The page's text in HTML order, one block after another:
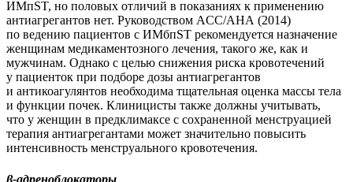
ИМпST, но половых отличий в показаниях к применению
антиагрегантов нет. Руководством ACC/АНА (2014)
по ведению пациентов с ИМбпST рекомендуется назначение
женщинам медикаментозного лечения, такого же, как и
мужчинам. Однако с целью снижения риска кровотечений
у пациенток при подборе дозы антиагрегантов
и антикоагулянтов необходима тщательная оценка массы тела
и функции почек. Клиницисты также должны учитывать,
что у женщин в предклимаксе с сохраненной менструацией
терапия антиагрегантами может значительно повысить
интенсивность менструального кровотечения.
β-адреноблокаторы